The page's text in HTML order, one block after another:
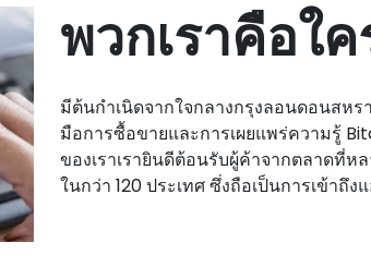
พวกเราคือใค
มีต้นกําเนิดจากใจกลางกรุงลอนดอนสห
มือการซื้อขายและการเผยแพร่ความรู้
ของเราเรายินดีต้อนรับผู้ค้าจากตลาดที่
ในกว่า 120 ประเทศ ซึ่งถือเป็นการเข้าถึ